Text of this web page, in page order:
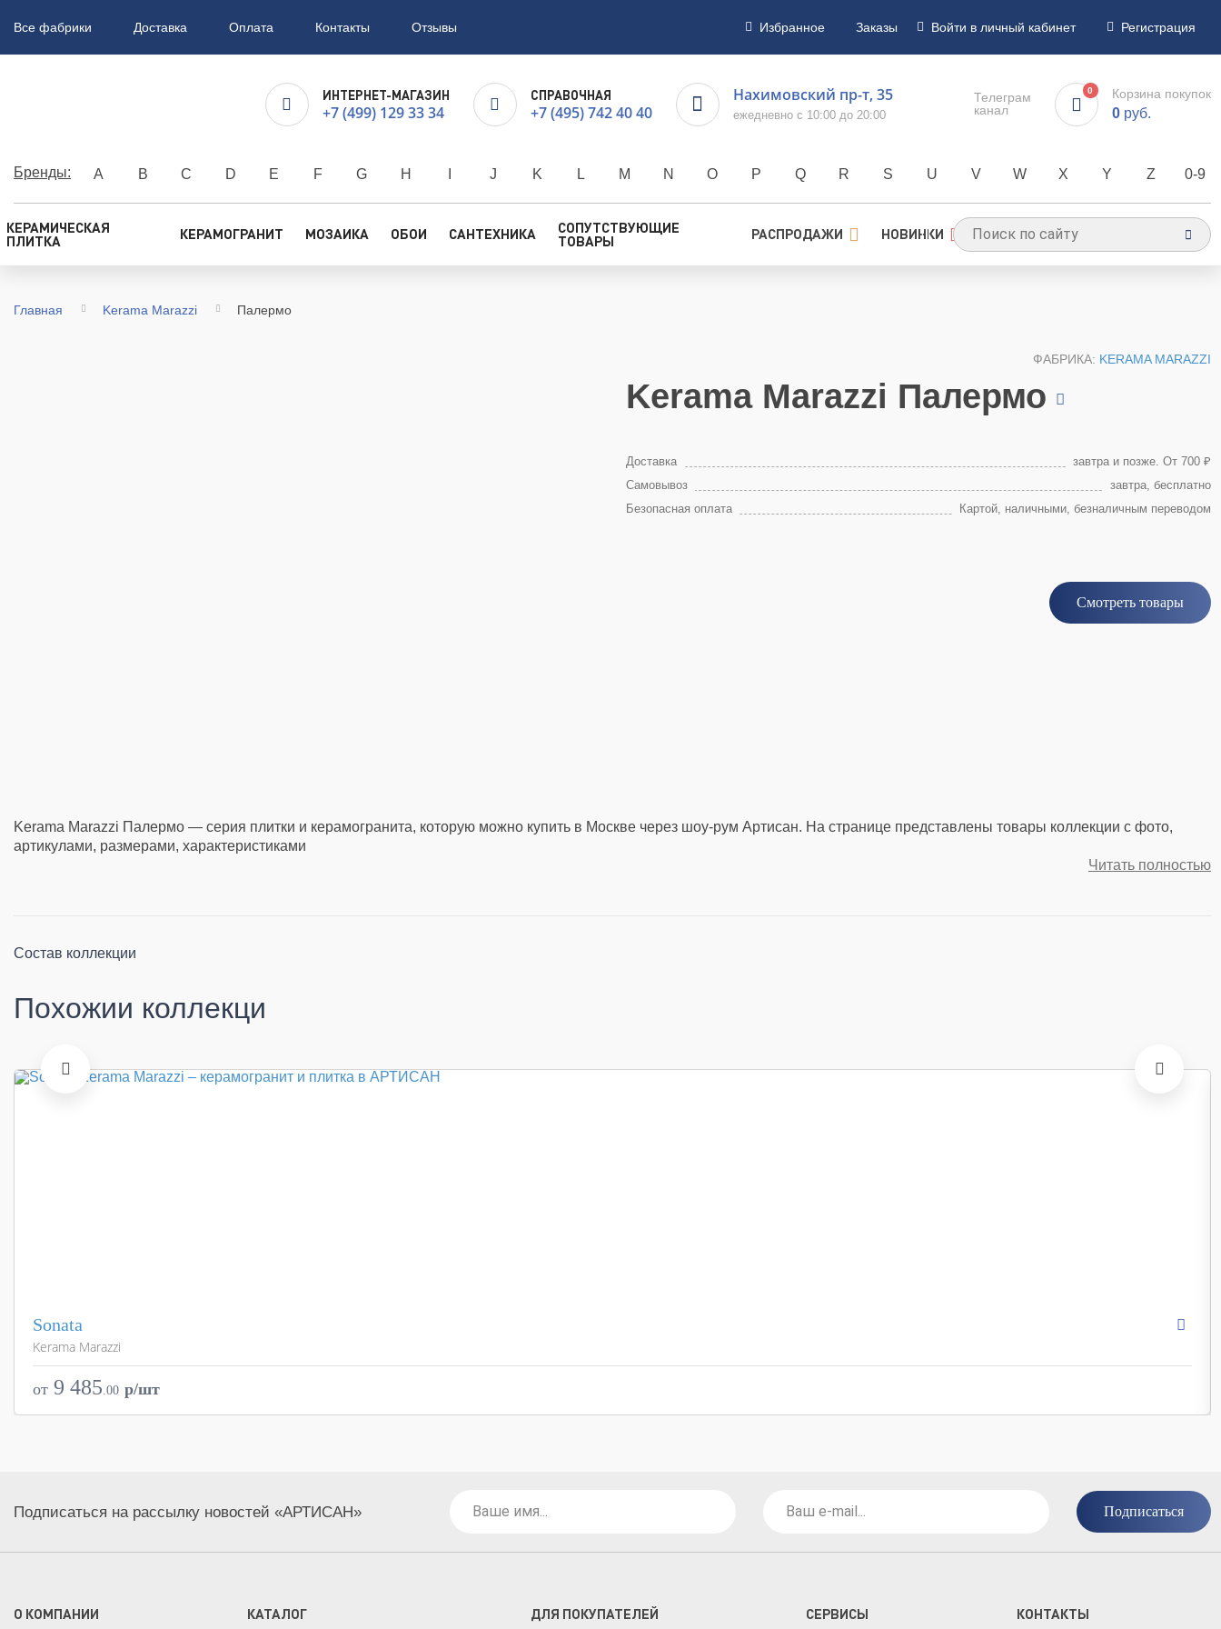
Все фабрики Доставка Оплата Контакты Отзывы Избранное Заказы Войти в личный кабинет Регистрация
ИНТЕРНЕТ-МАГАЗИН
+7 (499) 129 33 34
СПРАВОЧНАЯ
+7 (495) 742 40 40
Нахимовский пр-т, 35
ежедневно с 10:00 до 20:00
Телеграм
канал
0 Корзина покупок
0руб.
Бренды: A B C D E F G H J K L M N O P Q R S U V W X Y Z 0-9
КЕРАМИЧЕСКАЯ
ПЛИТКА
КЕРАМОГРАНИТ МОЗАИКА ОБОИ САНТЕХНИКА
СОПУТСТВУЮЩИЕ
ТОВАРЫ
РАСПРОДАЖИ НОВИНКИ
Главная Kerama Marazzi Палермо
ФАБРИКА: KERAMA MARAZZI
Kerama Marazzi Палермо
Доставка
завтра и позже. От 700 ₽
Самовывоз
завтра, бесплатно
Безопасная оплата
Картой, наличными, безналичным переводом
Смотреть товары
Kerama Marazzi Палермо — серия плитки и керамогранита, которую можно купить в Москве через шоу-рум Артисан. На странице представлены товары коллекции с фото,
артикулами, размерами, характеристиками
Читать полностью
Состав коллекции
Похожии коллекци
Sonata
Kerama Marazzi
от 9 485 00 p/шт
Подписаться на рассылку новостей «АРТИСАН» Подписаться
О КОМПАНИИ КАТАЛОГ ДЛЯ ПОКУПАТЕЛЕЙ СЕРВИСЫ КОНТАКТЫ